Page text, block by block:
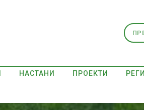
НАСТАНИ ПРОЕКТИ